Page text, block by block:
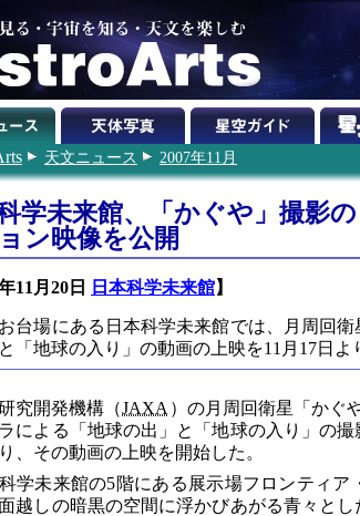
天文ニュース 2007年11月
学未来館、「かぐや」撮影
ン映像を公開
11月20日 日本科学未来館】
台場にある日本科学未来館では、月周回
「地球の入り」の動画の上映を11月17日よ
究開発機構（JAXA ）の月周回衛星「かぐ
による「地球の出」と「地球の入り」の
、その動画の上映を開始した。
学未来館の5階にある展示場フロンティ
越しの暗黒の空間に浮かびあがる青々と